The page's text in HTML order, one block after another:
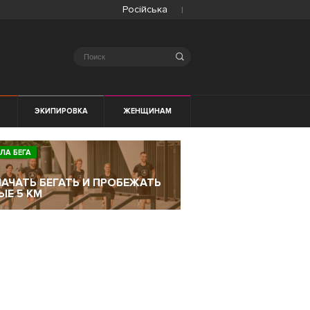
Російська
Search
ЭКИПИРОВКА ЖЕНЩИНАМ
БЕГА
БЕГАТЬ И ПРОБЕЖАТЬ
5 КМ